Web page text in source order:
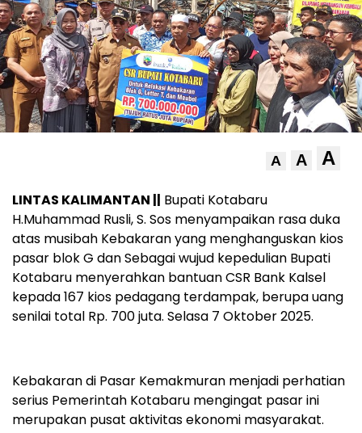
A A A
LINTAS KALIMANTAN || Bupati Kotabaru
H.Muhammad Rusli, S. Sos menyampaikan rasa duka
atas musibah Kebakaran yang menghanguskan kios
pasar blok G dan Sebagai wujud kepedulian Bupati
Kotabaru menyerahkan bantuan CSR Bank Kalsel
kepada 167 kios pedagang terdampak, berupa uang
senilai total Rp. 700 juta. Selasa 7 Oktober 2025.
Kebakaran di Pasar Kemakmuran menjadi perhatian
serius Pemerintah Kotabaru mengingat pasar ini
merupakan pusat aktivitas ekonomi masyarakat.